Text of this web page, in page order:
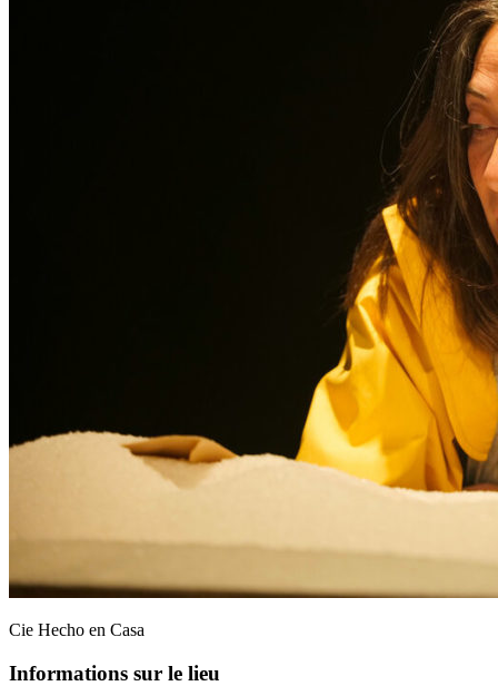
Cie Hecho en Casa
Informations sur le lieu